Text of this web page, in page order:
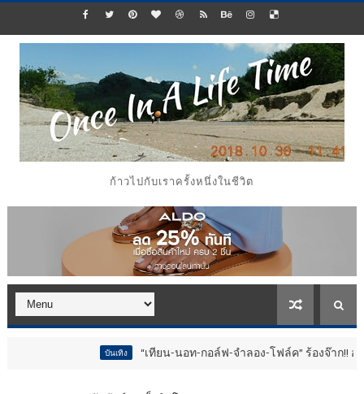
ก้าวไปกับเราครั้งหนึ่งในชีวิต
“เทียน-นอท-กอล์ฟ-จำลอง-โฟล์ค” ร้องจ๊าก!! อุปกรณ์ม่วนจ